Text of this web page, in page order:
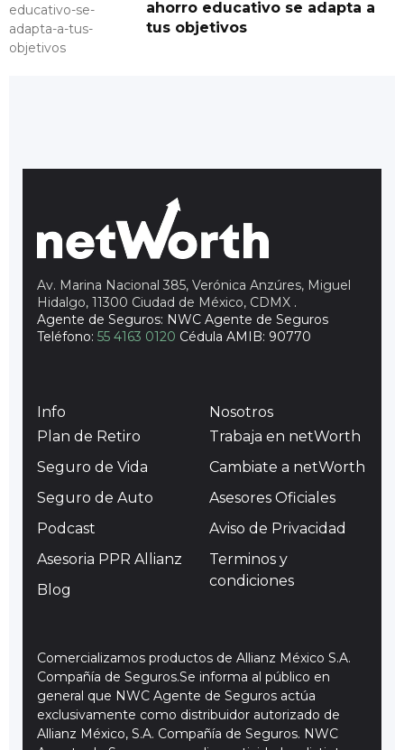
ahorro educativo se adapta a
tus objetivos
Av. Marina Nacional 385, Verónica Anzúres, Miguel
Hidalgo, 11300 Ciudad de México, CDMX .
Agente de Seguros: NWC Agente de Seguros
Teléfono: 55 4163 0120 Cédula AMIB: 90770
Info
Plan de Retiro
Seguro de Vida
Seguro de Auto
Podcast
Asesoria PPR Allianz
Blog
Nosotros
Trabaja en netWorth
Cambiate a netWorth
Asesores Oficiales
Aviso de Privacidad
Terminos y
condiciones
Comercializamos productos de Allianz México S.A.
Compañía de Seguros.Se informa al público en
general que NWC Agente de Seguros actúa
exclusivamente como distribuidor autorizado de
Allianz México, S.A. Compañía de Seguros. NWC